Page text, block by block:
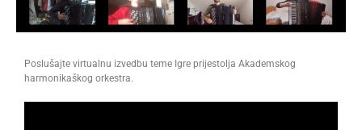
Poslušajte virtualnu izvedbu teme Igre prijestolja Akademskog
harmonikaškog orkestra.